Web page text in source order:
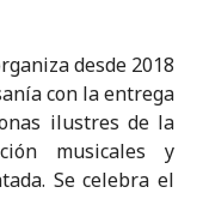
desde 2018
con la entrega
ilustres de la
musicales y
Se celebra el